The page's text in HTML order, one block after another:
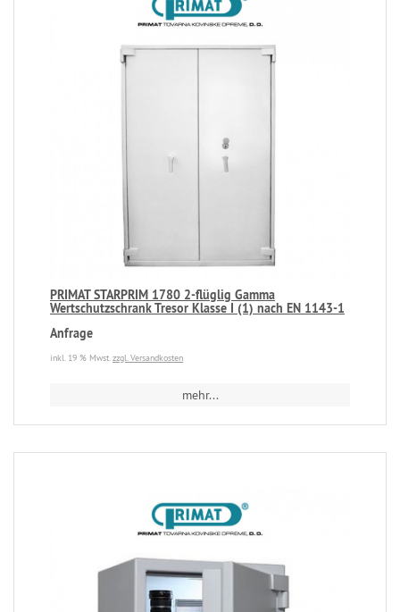
PRIMAT STARPRIM 1780 2-flüglig Gamma
Wertschutzschrank Tresor Klasse I (1) nach EN 1143-1
Anfrage
inkl. 19 % Mwst.zzgl. Versandkosten
mehr...